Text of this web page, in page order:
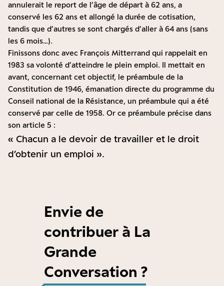
annulerait le report de l’âge de départ à 62 ans, a
conservé les 62 ans et allongé la durée de cotisation,
tandis que d’autres se sont chargés d’aller à 64 ans (sans
les 6 mois…).
Finissons donc avec François Mitterrand qui rappelait en
1983 sa volonté d’atteindre le plein emploi. Il mettait en
avant, concernant cet objectif, le préambule de la
Constitution de 1946, émanation directe du programme du
Conseil national de la Résistance, un préambule qui a été
conservé par celle de 1958. Or ce préambule précise dans
son article 5 :
« Chacun a le devoir de travailler et le droit
d’obtenir un emploi ».
Envie de
contribuer à La
Grande
Conversation ?